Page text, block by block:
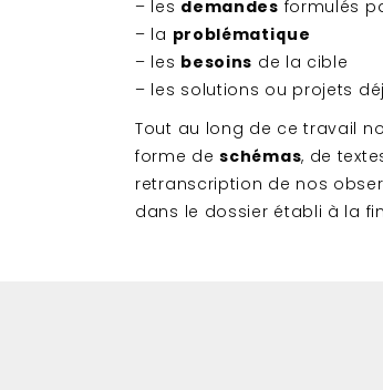
– les demandes formulés
– la problématique
– les besoins de la cible
– les solutions ou projets
Tout au long de ce travail
forme deschémas, de
retranscription de nos
dans le dossier établi à la